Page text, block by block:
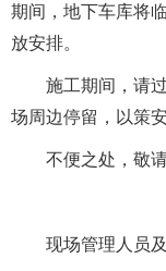
期间，地下车库将
放安排。
施工期间，请过
场周边停留，以策安
不便之处，敬请
现场管理人员及